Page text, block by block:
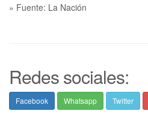
» Fuente: La Nación
Redes sociales:
Facebook Whatsapp Twitter